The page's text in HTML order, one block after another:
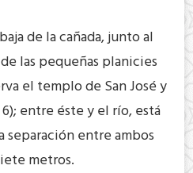
de la cañada, junto al
las pequeñas planicies
el templo de San José y
entre éste y el río, está
separación entre ambos
metros.